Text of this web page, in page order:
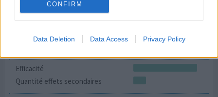
CONFIRM
Data Deletion Data Access Privacy Policy
Trileptal
oxcarbazépine
Efficacité
Quantité effets secondaires